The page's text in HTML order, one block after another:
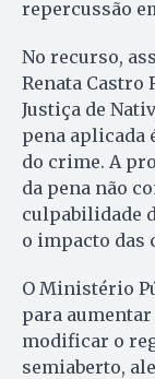
repercussão
No recurso,
Renata Castro
Justiça de
pena aplicada
do crime. A
da pena não
culpabilidade
o impacto das
O Ministério
para
modificar o
semiaberto,